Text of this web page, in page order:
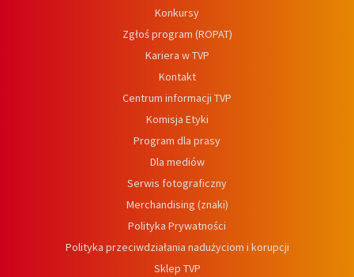
Konkursy
Zgłoś program (ROPAT)
Kariera w TVP
Kontakt
Centrum informacji TVP
Komisja Etyki
Program dla prasy
Dla mediów
Serwis fotograficzny
Merchandising (znaki)
Polityka Prywatności
Polityka przeciwdziałania nadużyciom i korupcji
Sklep TVP